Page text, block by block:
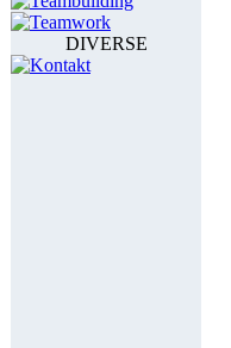
Teamwork
DIVERSE
Kontakt